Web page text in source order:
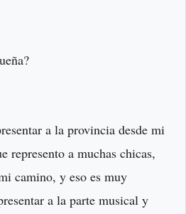
a la provincia desde mi
represento a muchas chicas,
camino, y eso es muy
a la parte musical y